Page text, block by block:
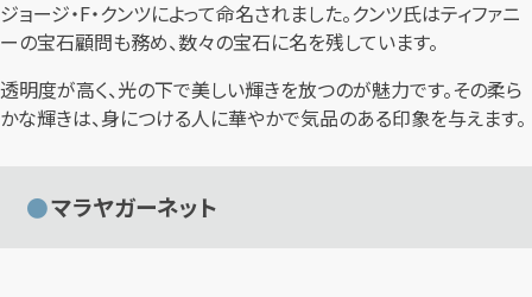
ジョージ・F・クンツによって命名されました。クンツ氏はティファニ
ーの宝石顧問も務め、数々の宝石に名を残しています。
透明度が高く、光の下で美しい輝きを放つのが魅力です。その柔ら
かな輝きは、身につける人に華やかで気品のある印象を与えます。
マラヤガーネット